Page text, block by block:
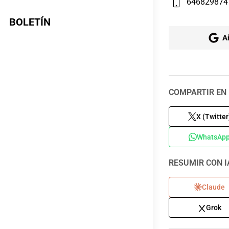
BOLETÍN
COMPARTIR EN
X
RESUMIR CON
Claude
Grok